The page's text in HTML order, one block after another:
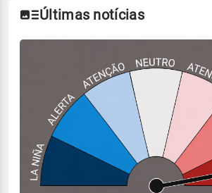
Últimas notícias